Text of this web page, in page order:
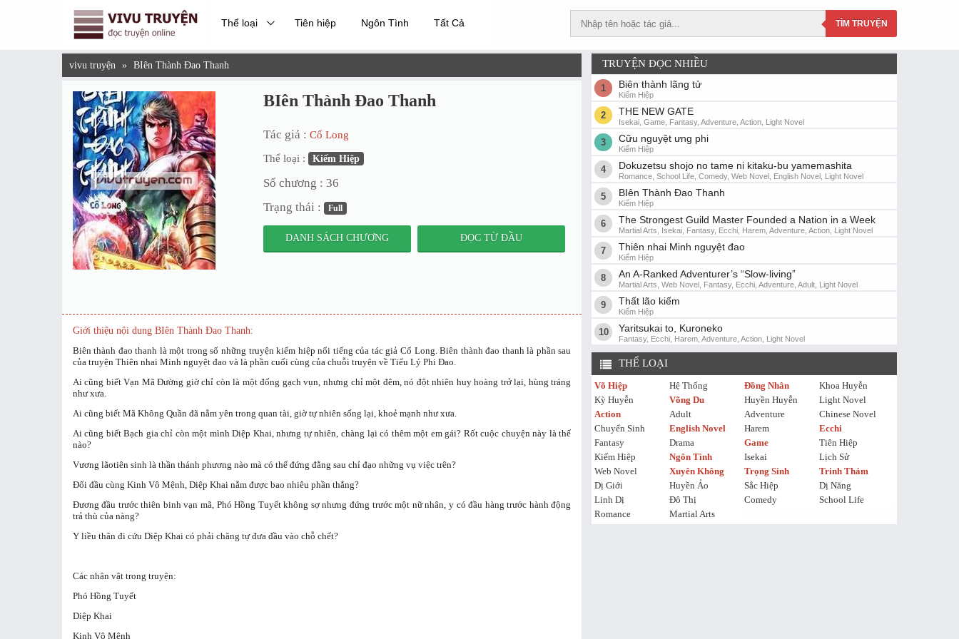
TÌM TRUYỆN
Thể loại Tiên hiệp Ngôn Tình Tất Cả
vivu truyện » BIên Thành Đao Thanh
BIên Thành Đao Thanh
Tác giả :Cổ Long
Thể loại : Kiếm Hiệp
Số chương : 36
Trạng thái : Full
DANH SÁCH CHƯƠNG ĐỌC TỪ ĐẦU
Giới thiệu nội dung BIên Thành Đao Thanh:
Biên thành đao thanh là một trong số những truyện kiếm hiệp nổi tiếng của tác giả Cổ Long. Biên thành đao thanh là phần sau
của truyện Thiên nhai Minh nguyệt đao và là phần cuối cùng của chuỗi truyện về Tiểu Lý Phi Đao.
Ai cũng biết Vạn Mã Đường giờ chỉ còn là một đống gạch vụn, nhưng chỉ một đêm, nó đột nhiên huy hoàng trở lại, hùng tráng
như xưa.
Ai cũng biết Mã Không Quần đã nằm yên trong quan tài, giờ tự nhiên sống lại, khoẻ mạnh như xưa.
Ai cũng biết Bạch gia chỉ còn một mình Diệp Khai, nhưng tự nhiên, chàng lại có thêm một em gái? Rốt cuộc chuyện này là thế
nào?
Vương lãotiên sinh là thần thánh phương nào mà có thể đứng đằng sau chỉ đạo những vụ việc trên?
Đối đầu cùng Kinh Vô Mệnh, Diệp Khai nắm được bao nhiêu phần thắng?
Đương đầu trước thiên binh vạn mã, Phó Hồng Tuyết không sợ nhưng đứng trước một nữ nhân, y có đầu hàng trước hành động
trả thù của nàng?
Y liều thân đi cứu Diệp Khai có phải chăng tự đưa đầu vào chỗ chết?
Các nhân vật trong truyện:
Phó Hồng Tuyết
Diệp Khai
Kinh Vô Mệnh
TRUYỆN ĐỌC NHIỀU
1 Biên thành lãng tử
Kiếm Hiệp
2 THE NEW GATE
Isekai, Game, Fantasy, Adventure, Action, Light Novel
3 Cữu nguyệt ưng phi
Kiếm Hiệp
4 Dokuzetsu shojo no tame ni kitaku-bu yamemashita
Romance, School Life, Comedy, Web Novel, English Novel, Light Novel
5 BIên Thành Đao Thanh
Kiếm Hiệp
6 The Strongest Guild Master Founded a Nation in a Week
Martial Arts, Isekai, Fantasy, Ecchi, Harem, Adventure, Action, Light Novel
7 Thiên nhai Minh nguyệt đao
Kiếm Hiệp
8 An A-Ranked Adventurer’s “Slow-living”
Martial Arts, Web Novel, Fantasy, Ecchi, Adventure, Adult, Light Novel
9 Thất lão kiếm
Kiếm Hiệp
10 Yaritsukai to, Kuroneko
Fantasy, Ecchi, Harem, Adventure, Action, Light Novel
THỂ LOẠI
Võ Hiệp Hệ Thống Đồng Nhân
Khoa Huyễn
Kỳ Huyễn
Võng Du Huyền Huyễn
Light Novel
Action
Adult Adventure
Chinese Novel
Chuyển Sinh
English Novel Harem
Ecchi
Fantasy
Drama Game
Tiên Hiệp
Kiếm Hiệp
Ngôn Tình Isekai
Lịch Sử
Web Novel
Xuyên Không Trọng Sinh
Trinh Thám
Dị Giới
Huyền Ảo Sắc Hiệp
Dị Năng
Linh Dị
Đô Thị Comedy
School Life
Romance
Martial Arts